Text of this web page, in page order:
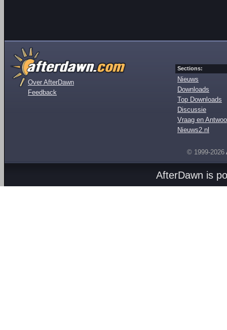
Over AfterDawn
Feedback
Sections:
Nieuws
Downloads
Top Downloads
Discussie
Vraag en
Nieuws2.nl
© 1999-2026
AfterDawn is